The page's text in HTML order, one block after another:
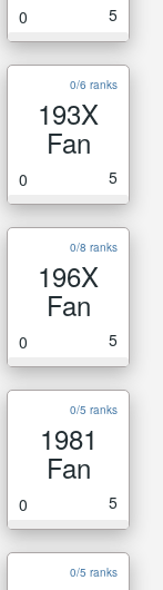
0 5
0/6 ranks
193X
Fan
0 5
0/8 ranks
196X
Fan
0 5
0/5 ranks
1981
Fan
0 5
0/5 ranks